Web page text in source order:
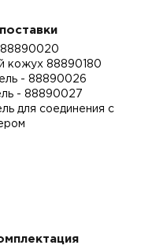
кожух 88890180
- 88890026
- 88890027
для соединения с